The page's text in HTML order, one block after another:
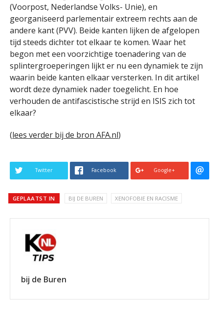
(Voorpost, Nederlandse Volks- Unie), en
georganiseerd parlementair extreem rechts aan de
andere kant (PVV). Beide kanten lijken de afgelopen
tijd steeds dichter tot elkaar te komen. Waar het
begon met een voorzichtige toenadering van de
splintergroeperingen lijkt er nu een dynamiek te zijn
waarin beide kanten elkaar versterken. In dit artikel
wordt deze dynamiek nader toegelicht. En hoe
verhouden de antifascistische strijd en ISIS zich tot
elkaar?
(lees verder bij de bron AFA.nl)
Twitter Facebook Google+
GEPLAATST IN BIJ DE BUREN XENOFOBIE EN RACISME
bij de Buren